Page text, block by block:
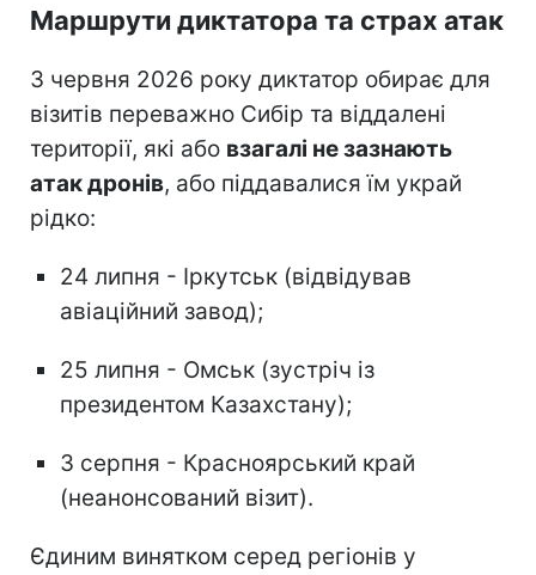
Маршрути диктатора та страх атак
З червня 2026 року диктатор обирає для
візитів переважно Сибір та віддалені
території, які або взагалі не зазнають
атак дронів, або піддавалися їм украй
рідко:
24 липня - Іркутськ (відвідував
авіаційний завод);
25 липня - Омськ (зустріч із
президентом Казахстану);
3 серпня - Красноярський край
(неанонсований візит).
Єдиним винятком серед регіонів у